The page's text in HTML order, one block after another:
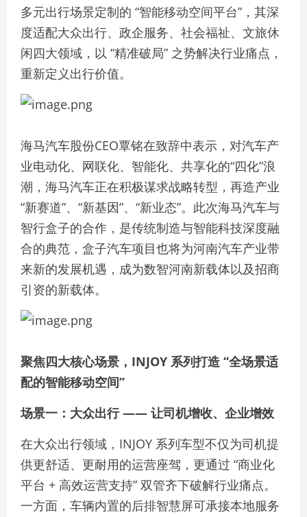
多元出行场景定制的 “智能移动空间平台”，其深
度适配大众出行、政企服务、社会福祉、文旅休
闲四大领域，以 “精准破局” 之势解决行业痛点，
重新定义出行价值。
海马汽车股份CEO覃铭在致辞中表示，对汽车产
业电动化、网联化、智能化、共享化的“四化”浪
潮，海马汽车正在积极谋求战略转型，再造产业
“新赛道”、“新基因”、“新业态”。此次海马汽车与
智行盒子的合作，是传统制造与智能科技深度融
合的典范，盒子汽车项目也将为河南汽车产业带
来新的发展机遇，成为数智河南新载体以及招商
引资的新载体。
聚焦四大核心场景，INJOY 系列打造 “全场景适
配的智能移动空间”
场景一：大众出行 —— 让司机增收、企业增效
在大众出行领域，INJOY 系列车型不仅为司机提
供更舒适、更耐用的运营座驾，更通过 “商业化
平台 + 高效运营支持” 双管齐下破解行业痛点。
一方面，车辆内置的后排智慧屏可承接本地服务